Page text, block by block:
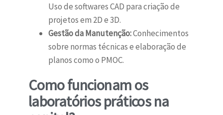
Uso de softwares CAD para criação de
projetos em 2D e 3D.
Gestão da Manutenção:Conhecimentos
sobre normas técnicas e elaboração de
planos como o PMOC.
Como funcionam os
laboratórios práticos na